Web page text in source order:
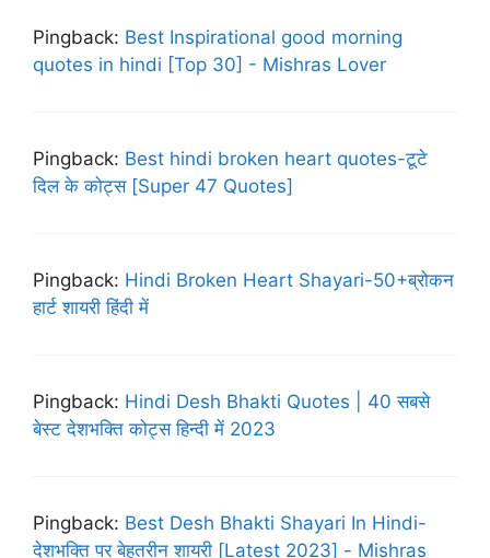
Pingback: Best Inspirational good morning
quotes in hindi [Top 30] - Mishras Lover
Pingback: Best hindi broken heart quotes-टूटे
दिल के कोट्स [Super 47 Quotes]
Pingback: Hindi Broken Heart Shayari-50+ब्रोकन
हार्ट शायरी हिंदी में
Pingback: Hindi Desh Bhakti Quotes | 40 सबसे
बेस्ट देशभक्ति कोट्स हिन्दी में 2023
Pingback: Best Desh Bhakti Shayari In Hindi-
देशभक्ति पर बेहतरीन शायरी [Latest 2023] - Mishras